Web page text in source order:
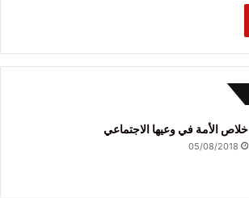
خلاص الأمة في وعيها الاجتماعي
05/08/2018